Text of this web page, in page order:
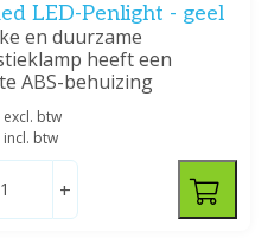
LED-Penlight - geel
en duurzame
heeft een
ABS-behuizing
excl. btw
incl. btw
+